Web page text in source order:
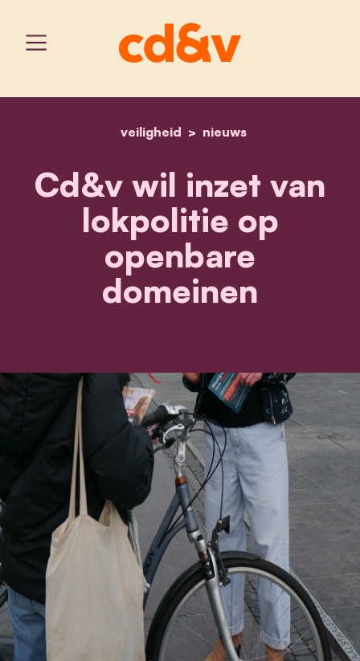
home
veiligheid nieuws
cd&v wil inzet van
Cd&v wil inzet van
lokpolitie op
openbare
domeinen